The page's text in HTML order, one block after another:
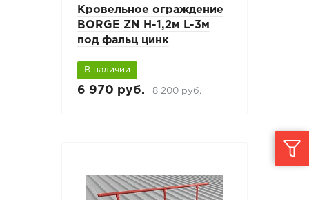
Кровельное ограждение
BORGE ZN H-1,2м L-3м
под фальц цинк
В наличии
6 970 руб. 8 200 руб.